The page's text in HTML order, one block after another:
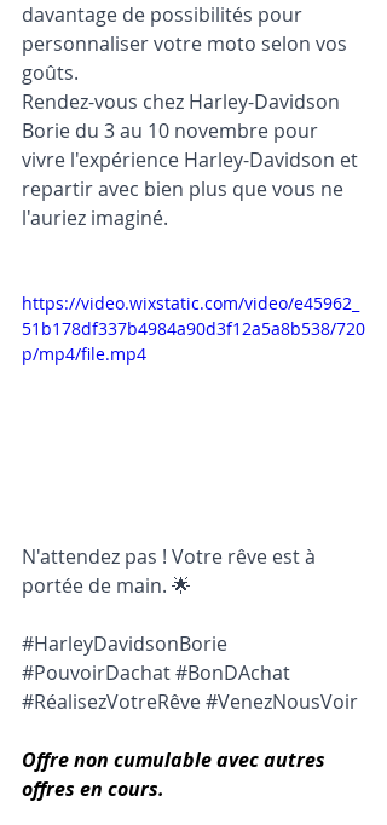
davantage de possibilités pour
personnaliser votre moto selon vos
goûts.
Rendez-vous chez Harley-Davidson
Borie du 3 au 10 novembre pour
vivre l'expérience Harley-Davidson et
repartir avec bien plus que vous ne
l'auriez imaginé.
https://video.wixstatic.com/video/e45962_
51b178df337b4984a90d3f12a5a8b538/720
p/mp4/file.mp4
N'attendez pas ! Votre rêve est à
portée de main. 🌟
#HarleyDavidsonBorie
#PouvoirDachat#BonDAchat
#RéalisezVotreRêve#VenezNousVoir
Offre non cumulable avec autres
offres en cours.